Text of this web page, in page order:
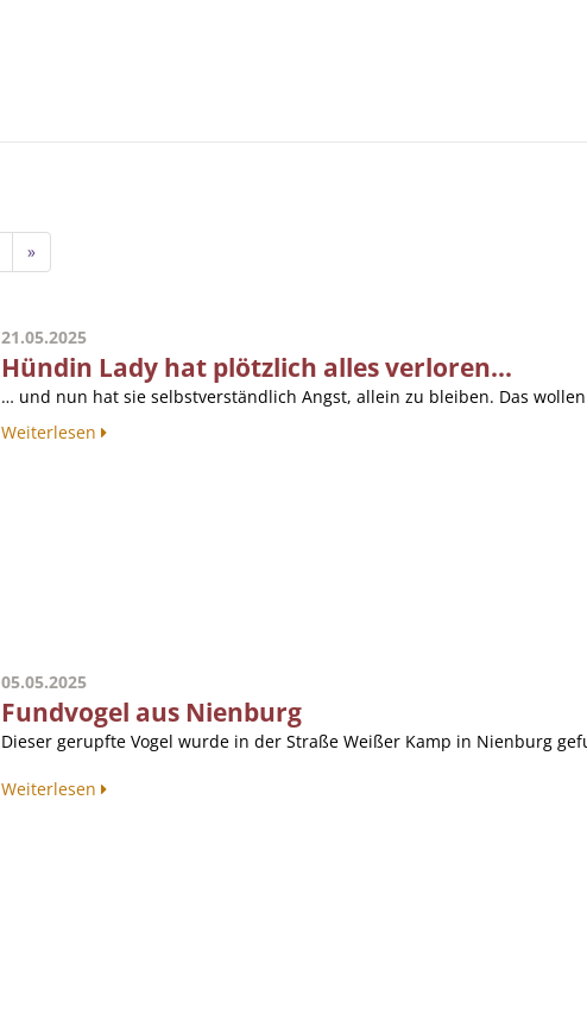
»
21.05.2025
Hündin Lady hat plötzlich alles verloren...
… und nun hat sie selbstverständlich Angst, allein zu bleiben. Das
Weiterlesen
05.05.2025
Fundvogel aus Nienburg
Dieser gerupfte Vogel wurde in der Straße Weißer Kamp in Nienburg
Weiterlesen